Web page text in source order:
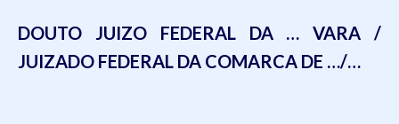
DOUTO JUIZO FEDERAL DA … VARA /
JUIZADO FEDERAL DA COMARCA DE …/…